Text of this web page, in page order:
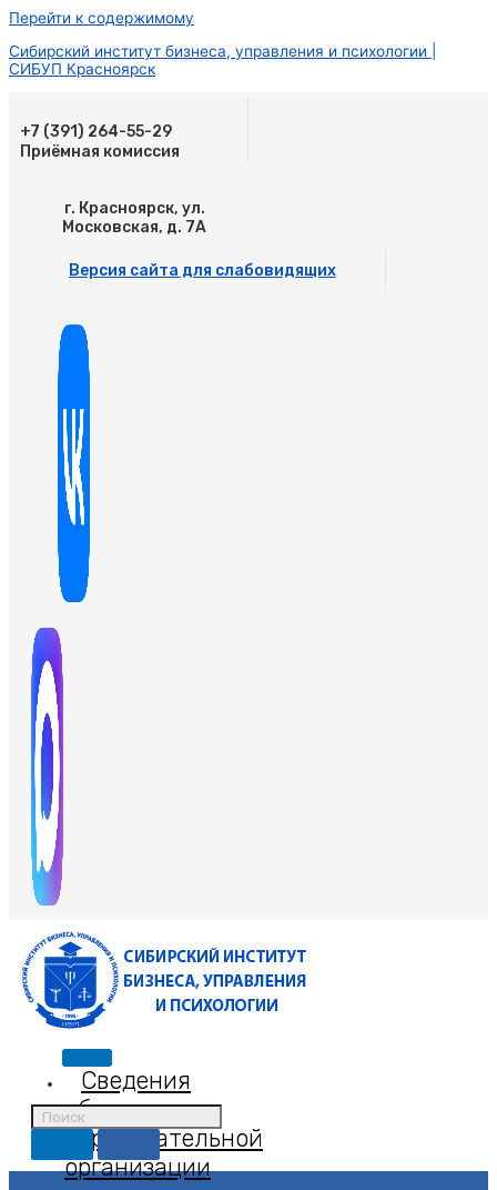
Перейти к содержимому
Сибирский институт бизнеса, управления и психологии |
СИБУП Красноярск
+7 (391) 264-55-29
Приёмная комиссия
г. Красноярск, ул.
Московская, д. 7А
Версия сайта для слабовидящих
Сведения
об
образовательной
организации